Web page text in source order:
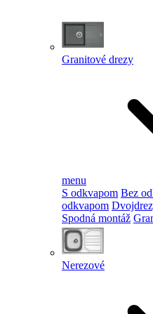
Granitové drezy
menu
S odkvapom Bez
odkvapom
Spodná montáž
Nerezové